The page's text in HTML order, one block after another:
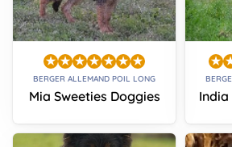
BERGER ALLEMAND POIL LONG
Mia Sweeties Doggies
India